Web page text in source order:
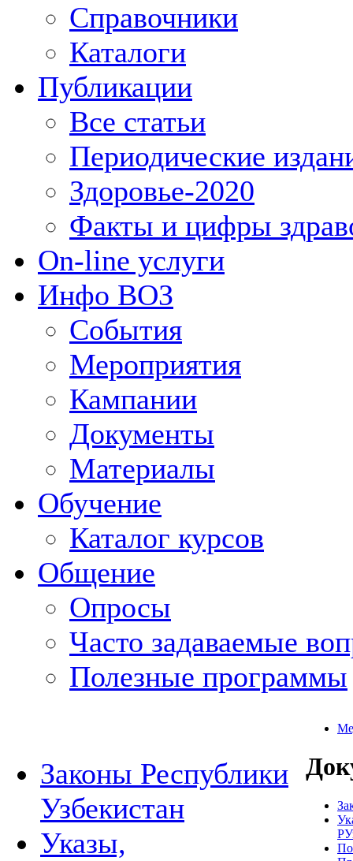
Справочники
Каталоги
Публикации
Все статьи
Периодические
Здоровье-2020
Факты и цифры
On-line услуги
Инфо ВОЗ
События
Мероприятия
Кампании
Документы
Материалы
Обучение
Каталог курсов
Общение
Опросы
Часто задаваемые
Полезные программы
Законы Республики
Узбекистан
Указы,